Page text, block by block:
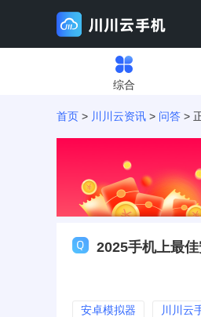
综合
首页 > 川川云资讯 > 问答 >
2025手机上最
安卓模拟器 川川云